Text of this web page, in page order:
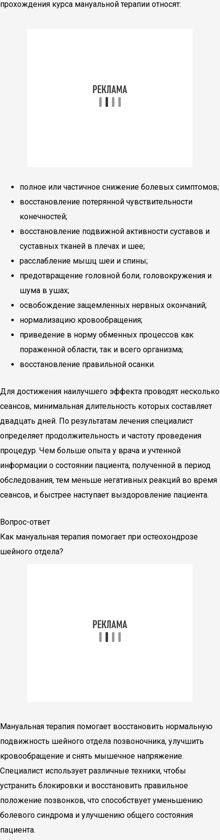
прохождения курса мануальной терапии относят:
полное или частичное снижение болевых симптомов;
восстановление потерянной чувствительности
конечностей;
восстановление подвижной активности суставов и
суставных тканей в плечах и шее;
расслабление мышц шеи и спины;
предотвращение головной боли, головокружения и
шума в ушах;
освобождение защемленных нервных окончаний;
нормализацию кровообращения;
приведение в норму обменных процессов как
пораженной области, так и всего организма;
восстановление правильной осанки.
Для достижения наилучшего эффекта проводят несколько
сеансов, минимальная длительность которых составляет
двадцать дней. По результатам лечения специалист
определяет продолжительность и частоту проведения
процедур. Чем больше опыта у врача и учтенной
информации о состоянии пациента, полученной в период
обследования, тем меньше негативных реакций во время
сеансов, и быстрее наступает выздоровление пациента.
Вопрос-ответ
Как мануальная терапия помогает при остеохондрозе
шейного отдела?
Мануальная терапия помогает восстановить нормальную
подвижность шейного отдела позвоночника, улучшить
кровообращение и снять мышечное напряжение.
Специалист использует различные техники, чтобы
устранить блокировки и восстановить правильное
положение позвонков, что способствует уменьшению
болевого синдрома и улучшению общего состояния
пациента.